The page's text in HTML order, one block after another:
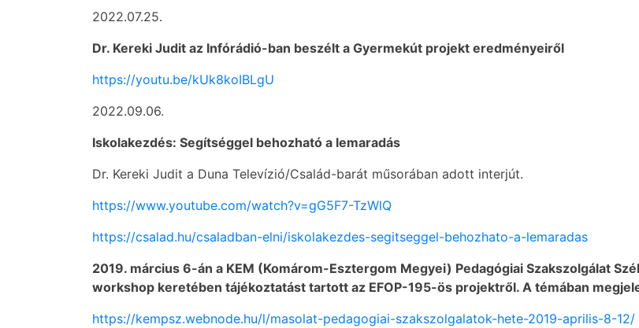
2022.07.25.
Dr. Kereki Judit az Infórádió-ban beszélt a Gyermekút projekt eredményeiről
https://youtu.be/kUk8koIBLgU
2022.09.06.
Iskolakezdés: Segítséggel behozható a lemaradás
Dr. Kereki Judit a Duna Televízió/Család-barát műsorában adott interjút.
https://www.youtube.com/watch?v=gG5F7-TzWlQ
https://csalad.hu/csaladban-elni/iskolakezdes-segitseggel-behozhato-a-lemaradas
2019. március 6-án a KEM (Komárom-Esztergom Megyei) Pedagógiai Szakszolgálat
workshop keretében tájékoztatást tartott az EFOP-195-ös projektről. A témában
https://kempsz.webnode.hu/l/masolat-pedagogiai-szakszolgalatok-hete-2019-aprilis-8-12/